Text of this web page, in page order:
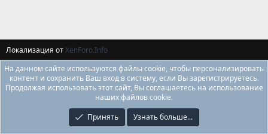
Локализация отXenForo.Info
На данном сайте используются файлы cookie, чтобы персонализировать
контент и сохранить Ваш вход в систему, если Вы зарегистрируетесь.
Продолжая использовать этот сайт, Вы соглашаетесь на использование
наших файлов cookie.
Принять
Узнать больше...